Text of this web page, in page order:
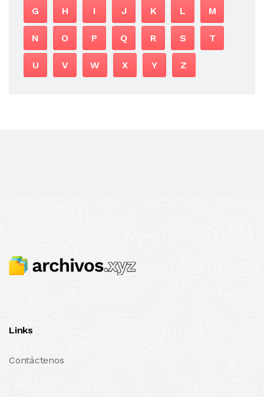
G H I J K L M
N O P Q R S T
U V W X Y Z
Links
Contáctenos